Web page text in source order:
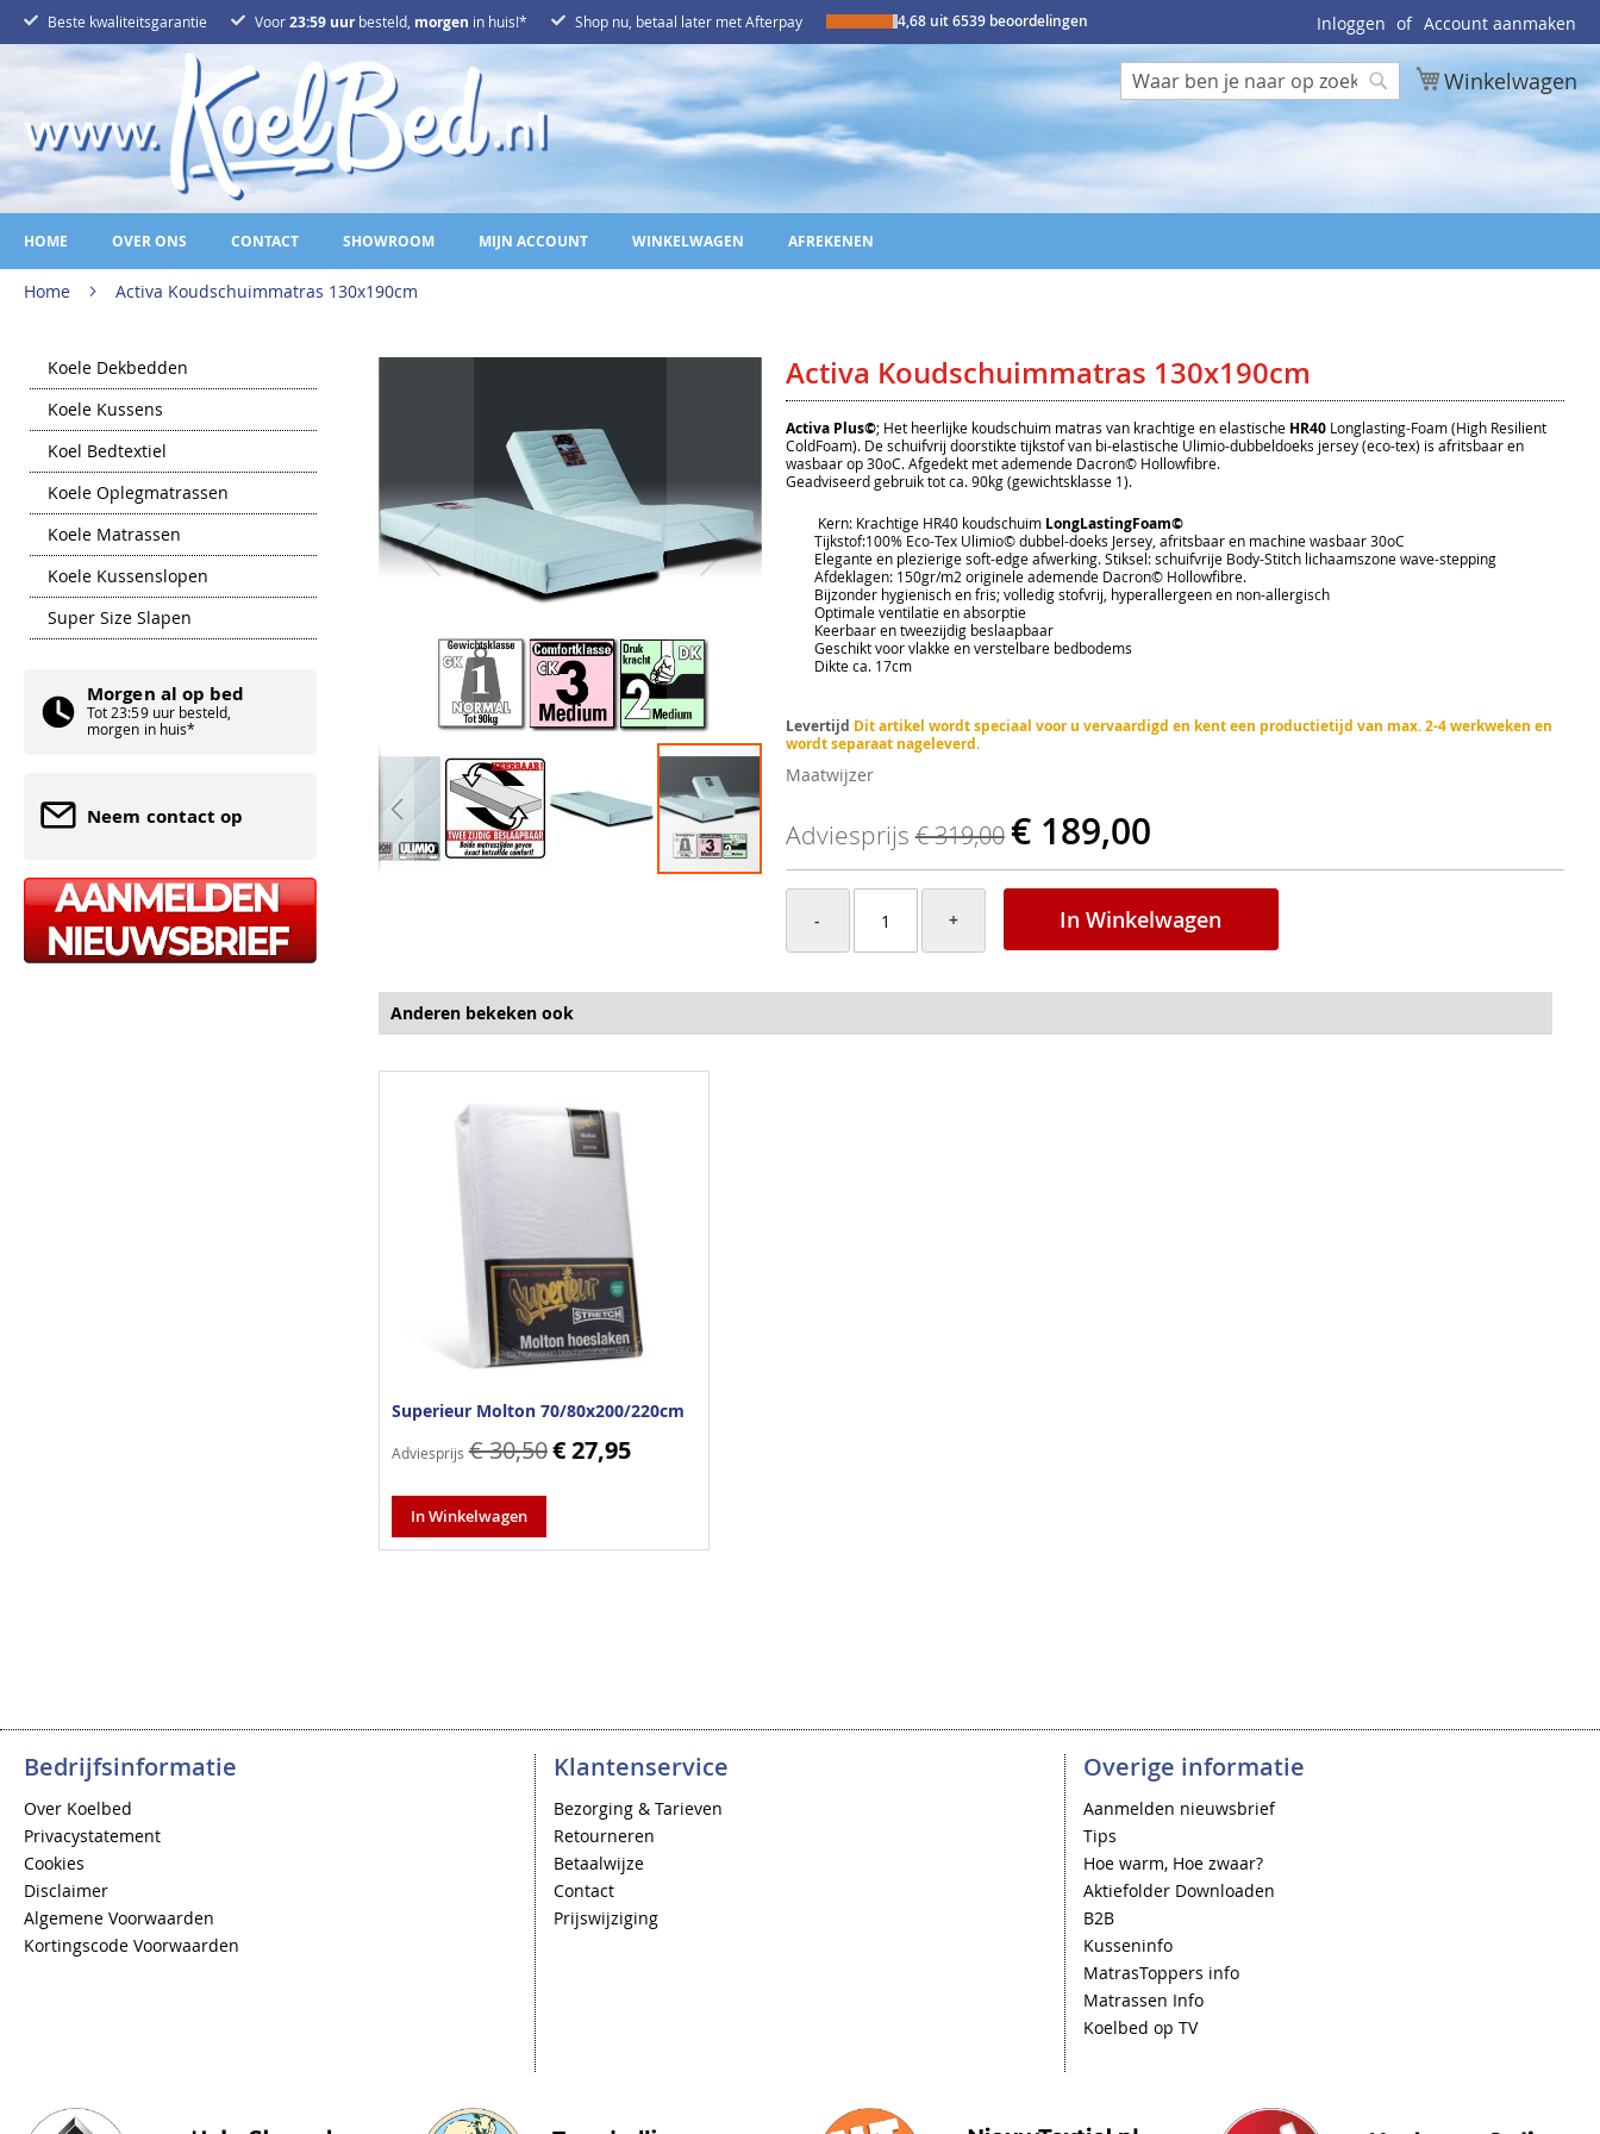
Ga
Inloggen Account aanmaken
Beste kwaliteitsgarantie Voor23:59 uurbesteld, morgen in huis!* Shop nu, betaal later met Afterpay 4,68 uit 6539 beoordelingen
Winkelwagen
Zoek
HOME OVER ONS CONTACT SHOWROOM MIJN ACCOUNT WINKELWAGEN AFREKENEN
Home Activa Koudschuimmatras 130x190cm
gallerij
afbeeldingen-
gallerij
Activa Koudschuimmatras 130x190cm
Activa Plus©; Het heerlijke koudschuim matras van krachtige en elastische HR40Longlasting-Foam (High Resilient
ColdFoam). De schuifvrij doorstikte tijkstof van bi-elastische Ulimio-dubbeldoeks jersey (eco-tex) is afritsbaar en
wasbaar op 30oC. Afgedekt met ademende Dacron© Hollowfibre.
Geadviseerd gebruik tot ca. 90kg (gewichtsklasse 1).
Kern: Krachtige HR40 koudschuim LongLastingFoam©
Tijkstof:100% Eco-Tex Ulimio© dubbel-doeks Jersey, afritsbaar en machine wasbaar 30oC
Elegante en plezierige soft-edge afwerking. Stiksel: schuifvrije Body-Stitch lichaamszone wave-stepping
Afdeklagen: 150gr/m2 originele ademende Dacron© Hollowfibre.
Bijzonder hygienisch en fris; volledig stofvrij, hyperallergeen en non-allergisch
Optimale ventilatie en absorptie
Keerbaar en tweezijdig beslaapbaar
Geschikt voor vlakke en verstelbare bedbodems
Dikte ca. 17cm
Levertijd Dit artikel wordt speciaal voor u vervaardigd en kent een productietijd van max. 2-4 werkweken en
wordt separaat nageleverd.
Maatwijzer
Adviesprijs € 319,00 € 189,00
- + In Winkelwagen
Anderen bekeken ook
Superieur Molton 70/80x200/220cm
Adviesprijs € 30,50€ 27,95
In Winkelwagen
Koele Dekbedden
Koele Kussens
Koel Bedtextiel
Koele Oplegmatrassen
Koele Matrassen
Koele Kussenslopen
Super Size Slapen
Morgen al op bed
Tot 23:59 uur besteld,
morgen in huis*
Neem contact op
Bedrijfsinformatie
Over Koelbed
Privacystatement
Cookies
Disclaimer
Algemene Voorwaarden
Kortingscode Voorwaarden
Klantenservice
Bezorging & Tarieven
Retourneren
Betaalwijze
Contact
Prijswijziging
Overige informatie
Aanmelden nieuwsbrief
Tips
Hoe warm, Hoe zwaar?
Aktiefolder Downloaden
B2B
Kusseninfo
MatrasToppers info
Matrassen Info
Koelbed op TV